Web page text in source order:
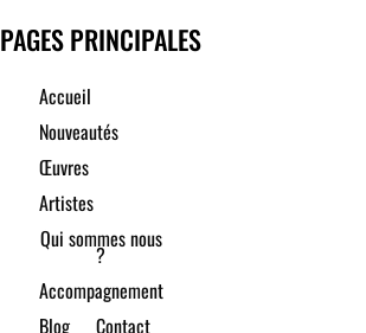
PAGES PRINCIPALES
Accueil
Nouveautés
Œuvres
Artistes
Qui sommes nous
?
Accompagnement
Blog
Contact